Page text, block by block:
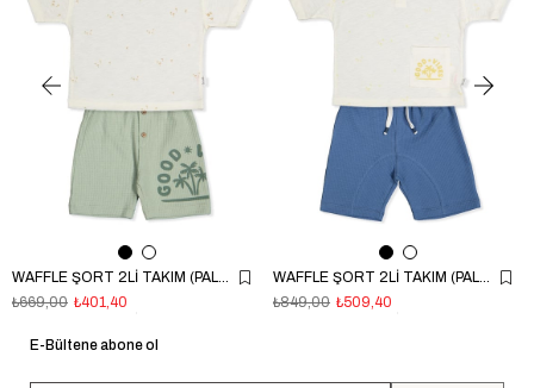
WAFFLE ŞORT 2Lİ TAKIM (PALM TIME) YEŞİL
₺401,40
₺669,00
WAFFLE ŞORT 2Lİ TAKIM (PALM TIME) İNDİGO
₺509,40
₺849,00
E-Bültene abone ol